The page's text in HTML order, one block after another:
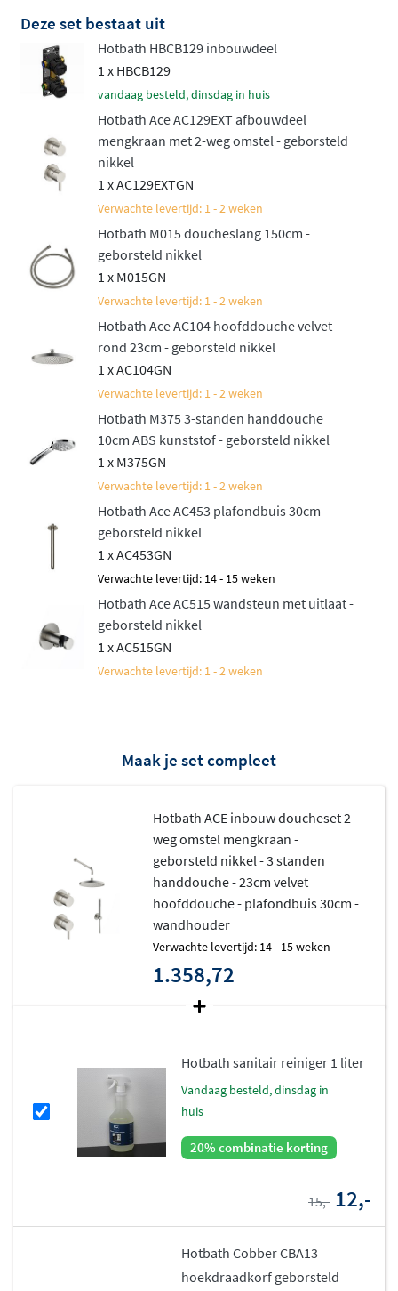
Bevestig de handdouche op een vaste
wandhouder of een praktische glijstang voor in
hoogte verstelbaar douchen
Net als de rest van deHotbath Ace-collectie
set voor hoge kwaliteit en een verfijnd, slank design.
Bovendien is het een aantrekkelijk geprijsd alternatief
voor de luxueuze Cobber-reeks. Deze set biedt niet
complete doucheset die uw dagelijkse routine een stuk
aangenamer maakt.
Naast deze inbouwset met mengkraan is de set ook
leverbaar in een variant met thermostaat. Bekijk
daarvoor de
Hotbath ACE inbouw doucheset met
Deze set bestaat uit
Hotbath HBCB129 inbouwdeel
1 x HBCB129
vandaag besteld, dinsdag in huis
Hotbath Ace AC129EXT afbouwdeel
mengkraan met 2-weg omstel - geborsteld
nikkel
1 x AC129EXTGN
Verwachte levertijd: 1 - 2 weken
Hotbath M015 doucheslang 150cm -
geborsteld nikkel
1 x M015GN
Verwachte levertijd: 1 - 2 weken
Hotbath Ace AC104 hoofddouche velvet
rond 23cm - geborsteld nikkel
1 x AC104GN
Verwachte levertijd: 1 - 2 weken
Hotbath M375 3-standen handdouche
10cm ABS kunststof - geborsteld nikkel
1 x M375GN
Verwachte levertijd: 1 - 2 weken
Hotbath Ace AC453 plafondbuis 30cm -
geborsteld nikkel
1 x AC453GN
Verwachte levertijd: 14 - 15 weken
Hotbath Ace AC515 wandsteun met uitlaat -
geborsteld nikkel
1 x AC515GN
Verwachte levertijd: 1 - 2 weken
Maak je set compleet
Hotbath ACE inbouw doucheset 2-
weg omstel mengkraan -
geborsteld nikkel - 3 standen
handdouche - 23cm velvet
hoofddouche - plafondbuis 30cm -
wandhouder
Verwachte levertijd: 14 - 15 weken
1.358,72
Hotbath sanitair reiniger 1 liter
vandaag besteld, dinsdag in
huis
20% combinatie korting
15,- 12,-
Hotbath Cobber CBA13
hoekdraadkorf geborsteld